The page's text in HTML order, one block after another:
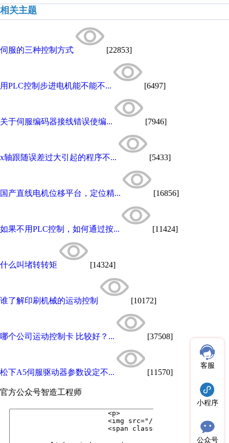
相关主题
伺服的三种控制方式 [22853]
用PLC控制步进电机能不能不... [6497]
关于伺服编码器接线错误使编... [7946]
x轴跟随误差过大引起的程序不... [5433]
国产直线电机位移平台，定位精... [16856]
如果不用PLC控制，如何通过按... [11424]
什么叫堵转转矩 [14324]
谁了解印刷机械的运动控制 [10172]
哪个公司运动控制卡 比较好？... [37508]
松下A5伺服驱动器参数设定不... [11570]
官方公众号智造工程师
客服
小程序
公众号